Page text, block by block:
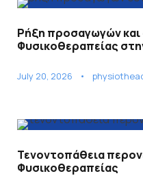
Ρήξη προσαγωγών και
Φυσικοθεραπείας
July 20, 2026 •
Τενοντοπάθεια
Φυσικοθεραπείας